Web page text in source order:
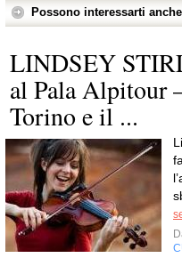
Possono interessarti
LINDSEY
al Pala Alpitour
Torino e il ...